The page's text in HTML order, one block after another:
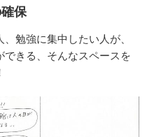
保
勉強に集中したい人が、
きる、そんなスペースを